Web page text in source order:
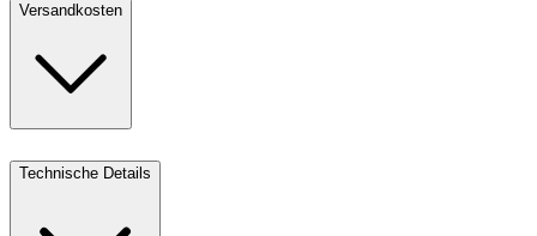
Versandkosten
Technische Details